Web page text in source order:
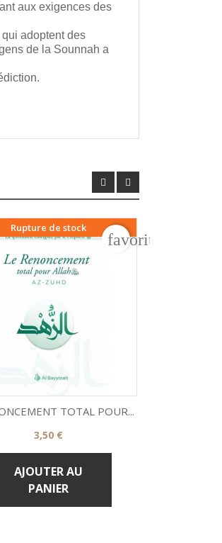
aux exigences des
adoptent des
de la Sounnah a
Rupture de stock
 Aperçu rapide
TOTAL POUR...
Prix
3,50 €
AJOUTER AU
PANIER
favorite_border